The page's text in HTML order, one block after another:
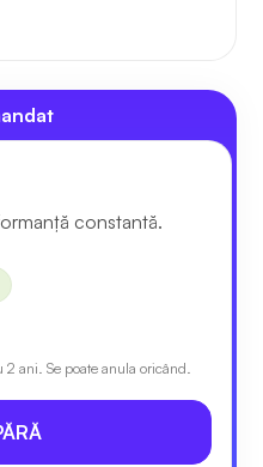
constantă.
2 ani. Se poate anula oricând.